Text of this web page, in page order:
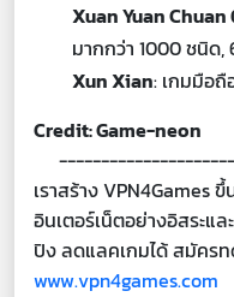
Xuan Yuan Chuan
มากกว่า 1000 ชนิด
Xun Xian: เกมมือถื
Credit: Game-neon
เราสร้าง VPN4Games ขึ้
อินเตอร์เน็ตอย่างอิสระ
ปิง ลดแลคเกมได้ สมัคร
www.vpn4games.com